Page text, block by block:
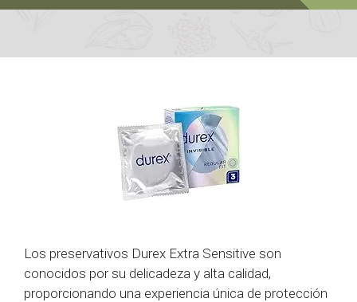
Los preservativos Durex Extra Sensitive son
conocidos por su delicadeza y alta calidad,
proporcionando una experiencia única de protección